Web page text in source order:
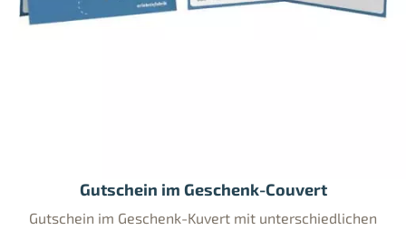
Gutschein im Geschenk-Couvert
Gutschein im Geschenk-Kuvert mit unterschiedlichen